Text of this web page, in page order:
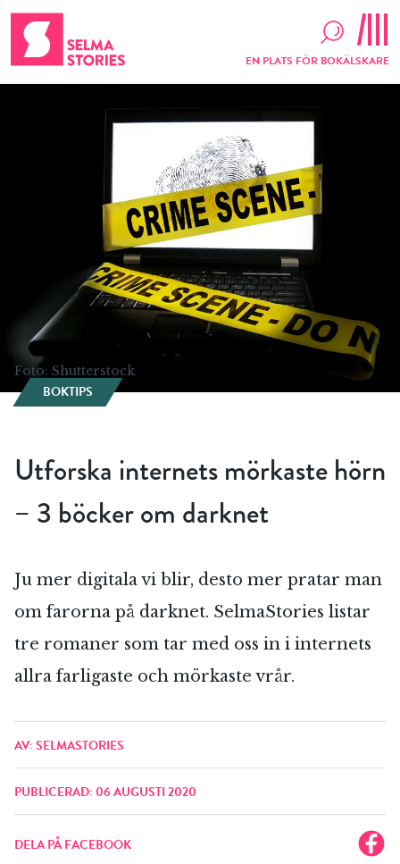
EN PLATS FÖR BOKÄLSKARE
Foto: Shutterstock
BOKTIPS
Utforska internets mörkaste hörn
– 3 böcker om darknet
Ju mer digitala vi blir, desto mer pratar man
om farorna på darknet. SelmaStories listar
tre romaner som tar med oss in i internets
allra farligaste och mörkaste vrår.
AV: SELMASTORIES
PUBLICERAD: 06 AUGUSTI 2020
DELA PÅ FACEBOOK